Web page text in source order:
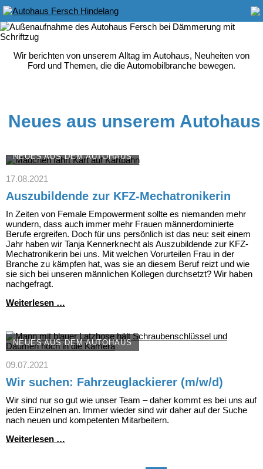
Wir berichten von unserem Alltag im Autohaus, Neuheiten von
Ford und Themen, die die Automobilbranche bewegen.
Neues aus unserem Autohaus
NEUES AUS DEM AUTOHAUS
17.08.2021
Auszubildende zur KFZ-Mechatronikerin
In Zeiten von Female Empowerment sollte es niemanden mehr
wundern, dass auch immer mehr Frauen männerdominierte
Berufe ergreifen. Doch für uns persönlich ist das neu: seit einem
Jahr haben wir Tanja Kennerknecht als Auszubildende zur KFZ-
Mechatronikerin bei uns. Mit welchen Vorurteilen Frau in der
Branche zu kämpfen hat, was sie an diesem Beruf reizt und wie
sie sich bei unseren männlichen Kollegen durchsetzt? Wir haben
nachgefragt.
Weiterlesen …
Mechatronikerin
NEUES AUS DEM AUTOHAUS
09.07.2021
Wir suchen: Fahrzeuglackierer (m/w/d)
Wir sind nur so gut wie unser Team – daher kommt es bei uns auf
jeden Einzelnen an. Immer wieder sind wir daher auf der Suche
nach neuen und kompetenten Mitarbeitern.
Weiterlesen …